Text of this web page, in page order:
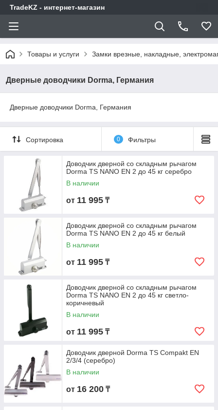
TradeKZ - интернет-магазин
Товары и услуги Замки врезные, накладные,
Дверные доводчики Dorma, Германия
Дверные доводчики Dorma, Германия
Сортировка 0 Фильтры
Доводчик дверной со складным рычагом
Dorma TS NANO EN 2 до 45 кг серебро
В наличии
от 11 995 ₸
Доводчик дверной со складным рычагом
Dorma TS NANO EN 2 до 45 кг белый
В наличии
от 11 995 ₸
Доводчик дверной со складным рычагом
Dorma TS NANO EN 2 до 45 кг светло-
коричневый
В наличии
от 11 995 ₸
Доводчик дверной Dorma TS Compakt EN
2/3/4 (серебро)
В наличии
от 16 200 ₸